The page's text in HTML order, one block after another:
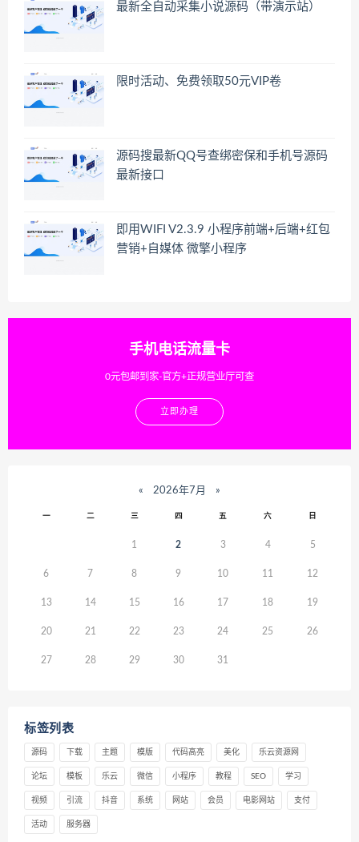
最新全自动采集小说源码（带演示站）
限时活动、免费领取50元VIP卷
源码搜最新QQ号查绑密保和手机号源码
最新接口
即用WIFI V2.3.9 小程序前端+后端+红包
营销+自媒体 微擎小程序
手机电话流量卡
0元包邮到家-官方+正规营业厅可查
立即办理
« 2026年7月 »
一 二 三 四 五 六 日
1 2 3 4 5
6 7 8 9 10 11 12
13 14 15 16 17 18 19
20 21 22 23 24 25 26
27 28 29 30 31
标签列表
源码 下载 主题 模版 代码高亮 美化 乐云资源网
论坛 模板 乐云 微信 小程序 教程 SEO 学习
视频 引流 抖音 系统 网站 会员 电影网站 支付
活动 服务器